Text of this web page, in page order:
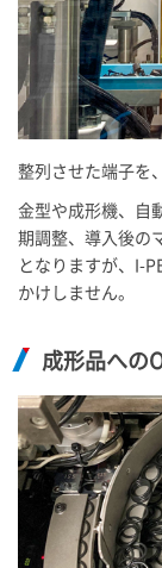
整列させた端子を
金型や成形機、自
期調整、導入後の
となりますが、 I-
かけしません。
成形品への